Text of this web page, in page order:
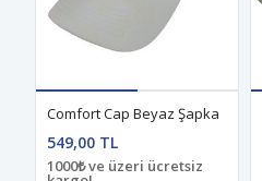
Comfort Cap Beyaz Şapka
549,00 TL
1000₺ ve üzeri ücretsiz